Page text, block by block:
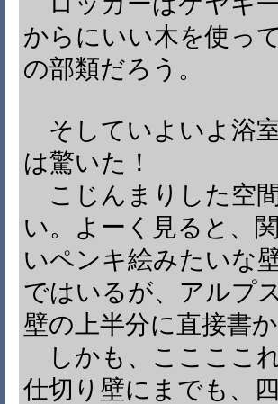
からにいい木を使っ
の部類だろう。
そしていよいよ浴
は驚いた！
こじんまりした空
い。よーく見ると、
いペンキ絵みたいな
ではいるが、アルプ
壁の上半分に直接書
しかも、ここここ
仕切り壁にまでも、